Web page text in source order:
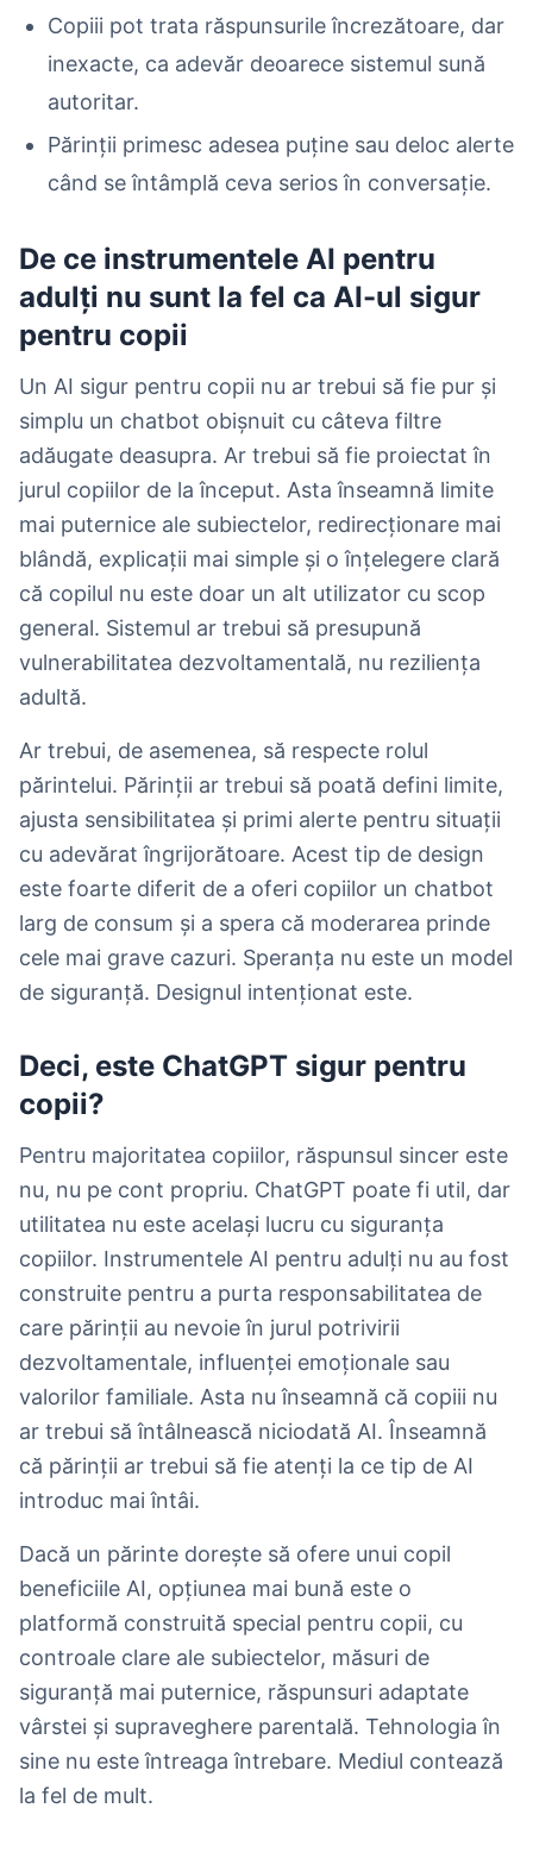
Copiii pot trata răspunsurile încrezătoare, dar
inexacte, ca adevăr deoarece sistemul sună
autoritar.
Părinții primesc adesea puține sau deloc alerte
când se întâmplă ceva serios în conversație.
De ce instrumentele AI pentru
adulți nu sunt la fel ca AI-ul sigur
pentru copii
Un AI sigur pentru copii nu ar trebui să fie pur și
simplu un chatbot obișnuit cu câteva filtre
adăugate deasupra. Ar trebui să fie proiectat în
jurul copiilor de la început. Asta înseamnă limite
mai puternice ale subiectelor, redirecționare mai
blândă, explicații mai simple și o înțelegere clară
că copilul nu este doar un alt utilizator cu scop
general. Sistemul ar trebui să presupună
vulnerabilitatea dezvoltamentală, nu reziliența
adultă.
Ar trebui, de asemenea, să respecte rolul
părintelui. Părinții ar trebui să poată defini limite,
ajusta sensibilitatea și primi alerte pentru situații
cu adevărat îngrijorătoare. Acest tip de design
este foarte diferit de a oferi copiilor un chatbot
larg de consum și a spera că moderarea prinde
cele mai grave cazuri. Speranța nu este un model
de siguranță. Designul intenționat este.
Deci, este ChatGPT sigur pentru
copii?
Pentru majoritatea copiilor, răspunsul sincer este
nu, nu pe cont propriu. ChatGPT poate fi util, dar
utilitatea nu este același lucru cu siguranța
copiilor. Instrumentele AI pentru adulți nu au fost
construite pentru a purta responsabilitatea de
care părinții au nevoie în jurul potrivirii
dezvoltamentale, influenței emoționale sau
valorilor familiale. Asta nu înseamnă că copiii nu
ar trebui să întâlnească niciodată AI. Înseamnă
că părinții ar trebui să fie atenți la ce tip de AI
introduc mai întâi.
Dacă un părinte dorește să ofere unui copil
beneficiile AI, opțiunea mai bună este o
platformă construită special pentru copii, cu
controale clare ale subiectelor, măsuri de
siguranță mai puternice, răspunsuri adaptate
vârstei și supraveghere parentală. Tehnologia în
sine nu este întreaga întrebare. Mediul contează
la fel de mult.